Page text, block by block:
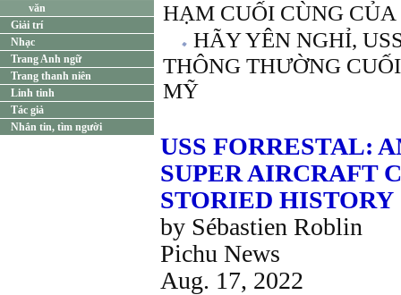
văn
Giải trí
Nhạc
Trang Anh ngữ
Trang thanh niên
Linh tinh
Tác giả
Nhắn tin, tìm người
HẠM CUỐI CÙNG
HÃY YÊN NGHỈ,
THÔNG THƯỜNG
MỸ
USS FORRESTAL:
SUPER AIRCRAFT
STORIED HISTORY
by Sébastien Roblin
Pichu News
Aug. 17, 2022